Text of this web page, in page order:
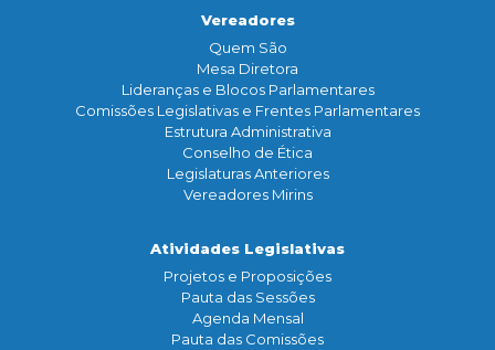
Vereadores
Quem São
Mesa Diretora
Lideranças e Blocos Parlamentares
Comissões Legislativas e Frentes Parlamentares
Estrutura Administrativa
Conselho de Ética
Legislaturas Anteriores
Vereadores Mirins
Atividades Legislativas
Projetos e Proposições
Pauta das Sessões
Agenda Mensal
Pauta das Comissões